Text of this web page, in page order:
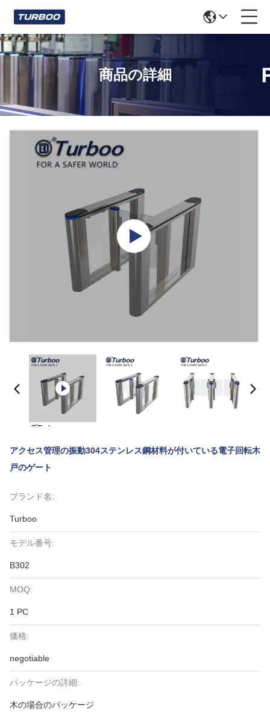
商品の詳細
アクセス管理の振動304ステンレス鋼材料が付いている電子回転木
戸のゲート
ブランド名:
Turboo
モデル番号:
B302
MOQ:
1 PC
価格:
negotiable
パッケージの詳細:
木の場合のパッケージ